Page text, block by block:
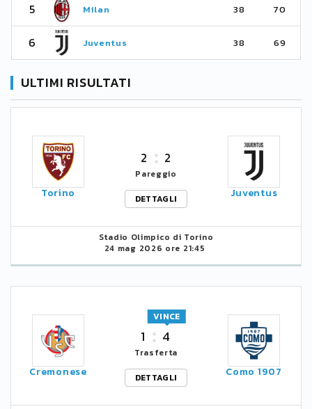
5 Milan 38 70
6 Juventus 38 69
ULTIMI RISULTATI
Torino
2 2
Pareggio
DETTAGLI
Juventus
Stadio Olimpico di Torino
24 mag 2026 ore 21:45
Cremonese
1 4
VINCE
Trasferta
DETTAGLI
Como 1907